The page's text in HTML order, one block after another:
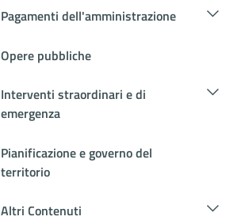
Pagamenti dell'amministrazione
Opere pubbliche
Interventi straordinari e di
emergenza
Pianificazione e governo del
territorio
Altri Contenuti